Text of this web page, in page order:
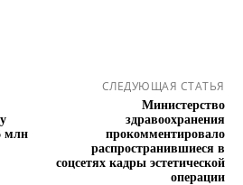
млн
СЛЕДУЮЩАЯ СТАТЬЯ
Министерство
здравоохранения
прокомментировало
распространившиеся в
соцсетях кадры эстетической
операции